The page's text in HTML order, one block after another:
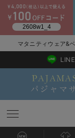
マタニティウェア&
送料495円(一